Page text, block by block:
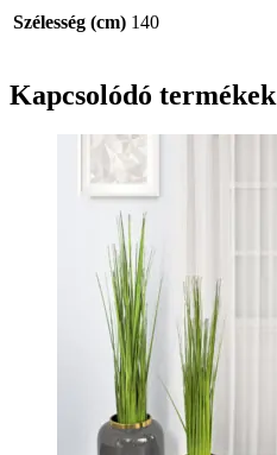
Szélesség (cm) 140
Kapcsolódó termékek